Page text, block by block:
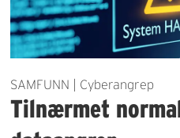
SAMFUNN | Cyberangrep
Tilnærmet